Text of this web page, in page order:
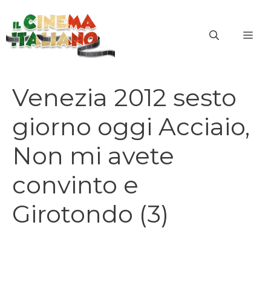
contenuto
Venezia 2012 sesto
giorno oggi Acciaio,
Non mi avete
convinto e
Girotondo (3)